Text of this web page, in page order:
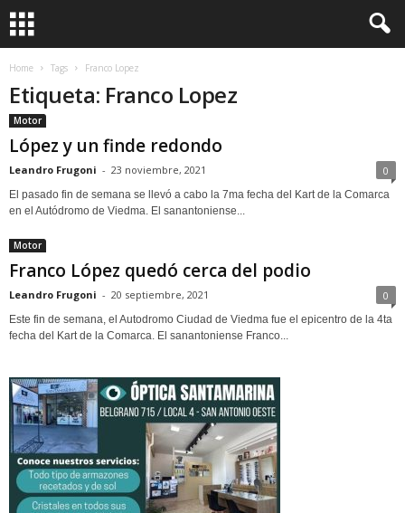
Home Tags Franco Lopez
Etiqueta: Franco Lopez
Motor
López y un finde redondo
Leandro Frugoni - 23 noviembre, 2021 0
El pasado fin de semana se llevó a cabo la 7ma fecha del Kart de la Comarca
en el Autódromo de Viedma. El sanantoniense...
Motor
Franco López quedó cerca del podio
Leandro Frugoni - 20 septiembre, 2021 0
Este fin de semana, el Autodromo Ciudad de Viedma fue el epicentro de la 4ta
fecha del Kart de la Comarca. El sanantoniense Franco...